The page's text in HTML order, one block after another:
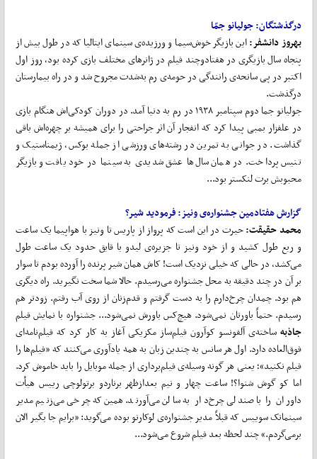
درگذشتگان: جولیانو جمّا
بهروز دانشفر:این بازیگر خوش‌سیما و ورزیده‌ی سینمای ایتالیا که در طول بیش از
پنجاه سال بازیگری در هفتادوچند فیلم در ژانرهای مختلف بازی کرده بود، روز اول
اکتبر در پی سانحه‌ی رانندگی در حومه‌ی رم به‌شدت مجروح شد و در راه بیمارستان
درگذشت.
جولیانو جما دوم سپتامبر ۱۹۳۸ در رم به دنیا آمد. در دوران کودکی‌اش هنگام بازی
در علفزار بمبی پیدا کرد که انفجار آن اثر جراحتی را برای همیشه بر چهره‌اش باقی
گذاشت. در جوانی به تمرین در رشته‌های ورزشی از جمله بوکس، ژیمناستیک و
تنیس پرداخت. در همان سال‌ها عشق شدیدی به سینما در خود یافت و بازیگر
محبوبش برت لنکستر بود...
گزارش هفتادمین جشنواره‌ی ونیز:فرمودید شیر؟
محمد حقیقت:حیرت در این است که پرواز از پاریس تا ونیز با هواپیما یک ساعت
و ربع طول کشید و از خود ونیز تا جزیره‌ی لیدو با قایق حدود یک ساعت طول
می‌کشد، در حالی که خیلی نزدیک است! کاش همان شیر پرنده را آورده بودم تا سوار
بر آن در چند دقیقه‌ به محل جشنواره می‌رسیدم. حالا شما سخت نگیرید. راه دیگری
هم بود. چمدان چرخ‌دارم را به دست گرفتم و قدم‌زنان از روی آب رفتم. زودتر هم
رسیدم. حتماً باورتان نمی‌شود. هیچ‌کس باورش نمی‌شود... جشنواره با نمایش فیلم
جاذبهساخته‌ی آلفونسو کوآرون فیلم‌ساز مکزیکی آغاز به کار کرد که فیلم‌نامه‌ای
فوق‌العاده دارد. اول هر سانس به چندین زبان به همه یادآوری می‌کنند که «فیلم‌ها را
فیلم نکنید»؛ یعنی هر گونه وسیله‌ی فیلم‌برداری از جمله موبایل را باید خاموش کرد.
اما کو گوش شنوا؟! ساعت چهار و نیم بعدازظهر برناردو برتولوچی رییس هیأت
داوران را با صندلی چرخ‌دار به سالن می‌آورند. همین‌که چرخی می‌زنیم مدیر
سینماتک سوییس که قبلاً مدیر جشنواره‌ی لوکارنو بوده می‌گوید: «برایم جا بگیر الان
برمی‌گردم.» چند لحظه بعد فیلم شروع می‌شود...